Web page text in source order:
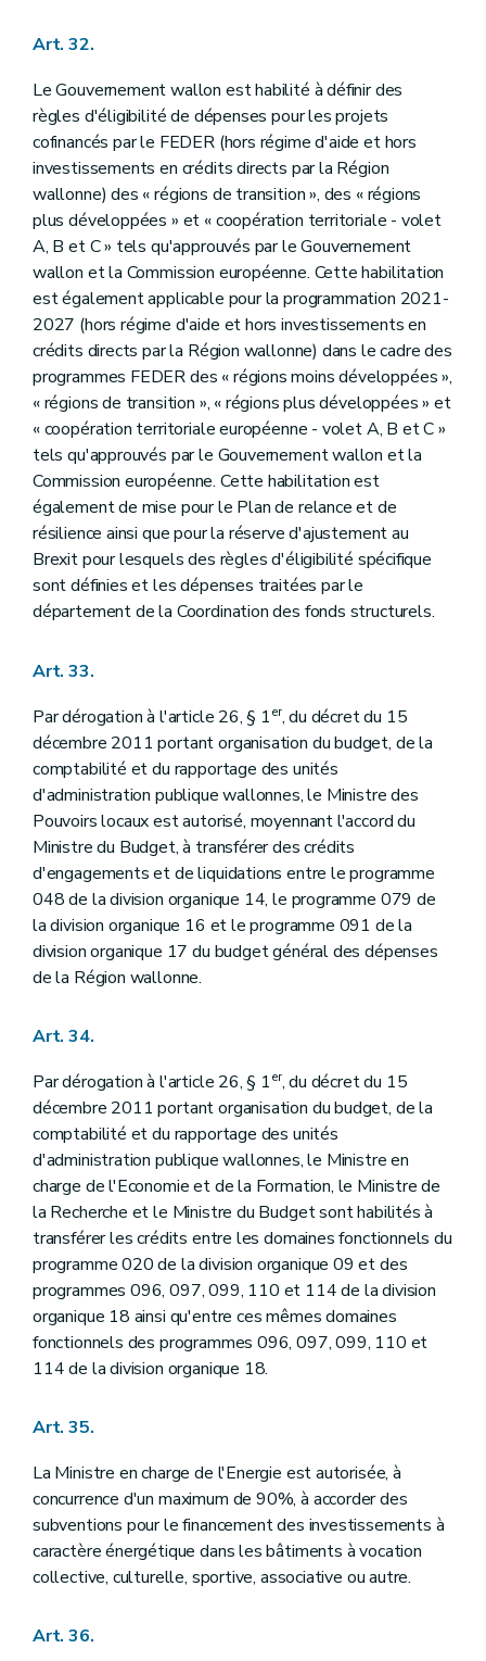
Art. 32.
Le Gouvernement wallon est habilité à définir des
règles d'éligibilité de dépenses pour les projets
cofinancés par le FEDER (hors régime d'aide et hors
investissements en crédits directs par la Région
wallonne) des « régions de transition », des « régions
plus développées » et « coopération territoriale - volet
A, B et C » tels qu'approuvés par le Gouvernement
wallon et la Commission européenne. Cette habilitation
est également applicable pour la programmation 2021-
2027 (hors régime d'aide et hors investissements en
crédits directs par la Région wallonne) dans le cadre des
programmes FEDER des « régions moins développées »,
« régions de transition », « régions plus développées » et
« coopération territoriale européenne - volet A, B et C »
tels qu'approuvés par le Gouvernement wallon et la
Commission européenne. Cette habilitation est
également de mise pour le Plan de relance et de
résilience ainsi que pour la réserve d'ajustement au
Brexit pour lesquels des règles d'éligibilité spécifique
sont définies et les dépenses traitées par le
département de la Coordination des fonds structurels.
Art. 33.
Par dérogation à l'article 26, § 1er, du décret du 15
décembre 2011 portant organisation du budget, de la
comptabilité et du rapportage des unités
d'administration publique wallonnes, le Ministre des
Pouvoirs locaux est autorisé, moyennant l'accord du
Ministre du Budget, à transférer des crédits
d'engagements et de liquidations entre le programme
048 de la division organique 14, le programme 079 de
la division organique 16 et le programme 091 de la
division organique 17 du budget général des dépenses
de la Région wallonne.
Art. 34.
Par dérogation à l'article 26, § 1er, du décret du 15
décembre 2011 portant organisation du budget, de la
comptabilité et du rapportage des unités
d'administration publique wallonnes, le Ministre en
charge de l'Economie et de la Formation, le Ministre de
la Recherche et le Ministre du Budget sont habilités à
transférer les crédits entre les domaines fonctionnels du
programme 020 de la division organique 09 et des
programmes 096, 097, 099, 110 et 114 de la division
organique 18 ainsi qu'entre ces mêmes domaines
fonctionnels des programmes 096, 097, 099, 110 et
114 de la division organique 18.
Art. 35.
La Ministre en charge de l'Energie est autorisée, à
concurrence d'un maximum de 90%, à accorder des
subventions pour le financement des investissements à
caractère énergétique dans les bâtiments à vocation
collective, culturelle, sportive, associative ou autre.
Art. 36.